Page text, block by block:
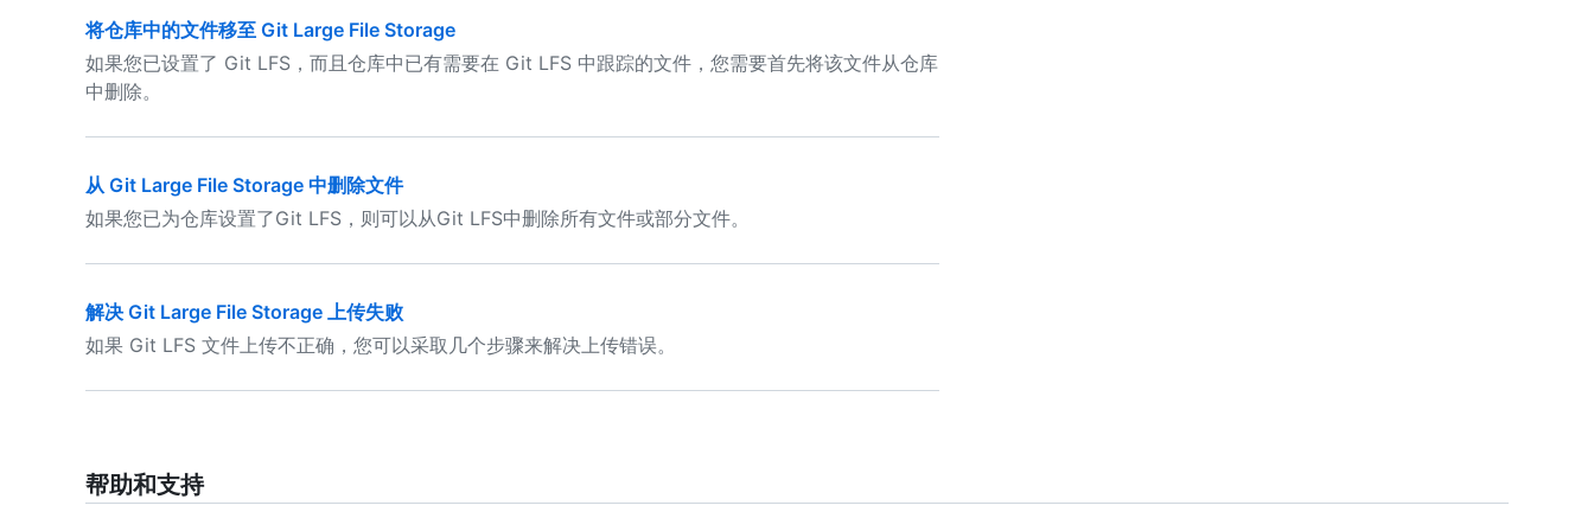
将仓库中的文件移至 Git Large File Storage
如果您已设置了 Git LFS，而且仓库中已有需要在 Git LFS 中跟踪的文件，您需要首先将该文件从仓库
中删除。
从 Git Large File Storage 中删除文件
如果您已为仓库设置了Git LFS，则可以从Git LFS中删除所有文件或部分文件。
解决 Git Large File Storage 上传失败
如果 Git LFS 文件上传不正确，您可以采取几个步骤来解决上传错误。
帮助和支持